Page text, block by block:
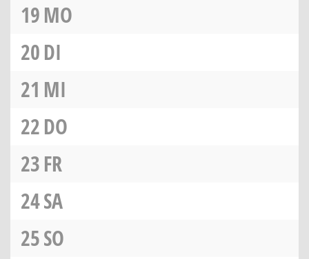
19MO
20DI
21 MI
22DO
23FR
24SA
25SO